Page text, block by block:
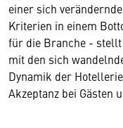
einer sich
Kriterien in einem
für die Branche -
mit den sich
Dynamik der
Akzeptanz bei Gästen